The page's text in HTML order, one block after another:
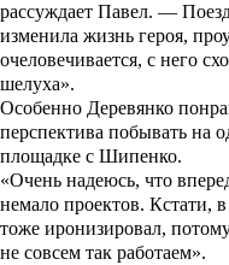
рассуждает Павел. —
изменила жизнь героя,
очеловечивается, с него
шелуха».
Особенно Деревянко
перспектива побывать на
площадке с Шипенко.
«Очень надеюсь, что
немало проектов. Кстати,
тоже иронизировал,
не совсем так работаем».